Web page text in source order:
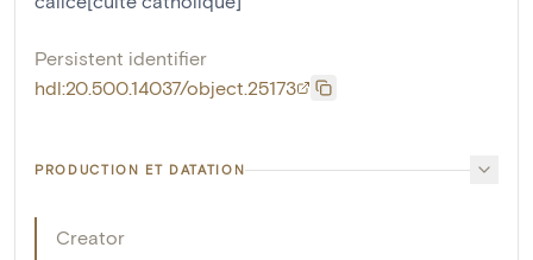
Persistent identifier
hdl:20.500.14037/object.25173
PRODUCTION ET DATATION
Creator